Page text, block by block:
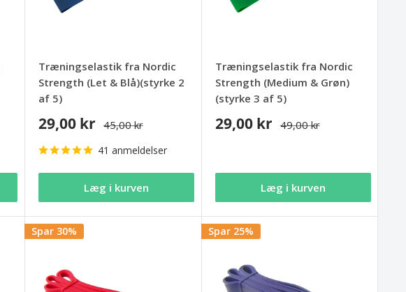
Træningselastik fra Nordic
Strength (Let & Blå)(styrke 2
af 5)
29,00 kr 45,00 kr
41 anmeldelser
Læg i kurven
Træningselastik fra Nordic
Strength (Medium & Grøn)
(styrke 3 af 5)
29,00 kr 49,00 kr
Læg i kurven
Spar 30% Spar 25%